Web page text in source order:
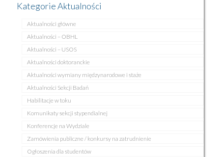
Kategorie Aktualności
Aktualności główne
Aktualności – OBHL
Aktualności – USOS
Aktualności doktoranckie
Aktualności wymiany międzynarodowe i staże
Aktualności Sekcji Badań
Habilitacje w toku
Komunikaty sekcji stypendialnej
Konferencje na Wydziale
Zamówienia publiczne / konkursy na zatrudnienie
Ogłoszenia dla studentów